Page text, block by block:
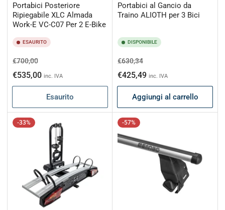
Portabici Posteriore
Ripiegabile XLC Almada
Work-E VC-C07 Per 2 E-Bike
ESAURITO
Prezzo
di
listino
€700,00Prezzo
scontato
€535,00 inc. IVA
Esaurito
Portabici al Gancio da
Traino ALIOTH per 3 Bici
DISPONIBILE
Prezzo
di
listino
€630,34Prezzo
scontato
€425,49 inc. IVA
Aggiungi al carrello
-33% -57%